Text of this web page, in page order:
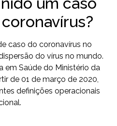
caso do coronavírus no
do vírus no mundo.
em Saúde do Ministério da
de 01 de março de 2020,
definições operacionais